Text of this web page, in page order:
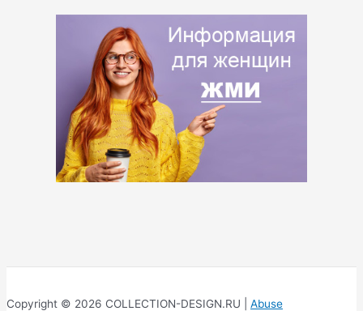
Copyright © 2026 COLLECTION-DESIGN.RU | Abuse